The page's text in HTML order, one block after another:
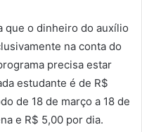
que o dinheiro do auxílio
na conta do
precisa estar
estudante é de R$
de 18 de março a 18 de
e R$ 5,00 por dia.